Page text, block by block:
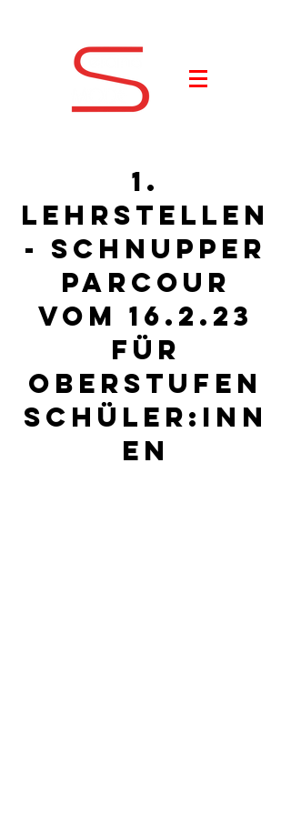
1.
Lehrstellen
- Schnupper
Parcour
vom 16.2.23
für
oberstufen
schüler:inn
en